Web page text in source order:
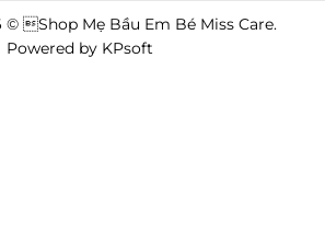
Shop Mẹ Bầu Em Bé Miss Care.
Powered by KPsoft